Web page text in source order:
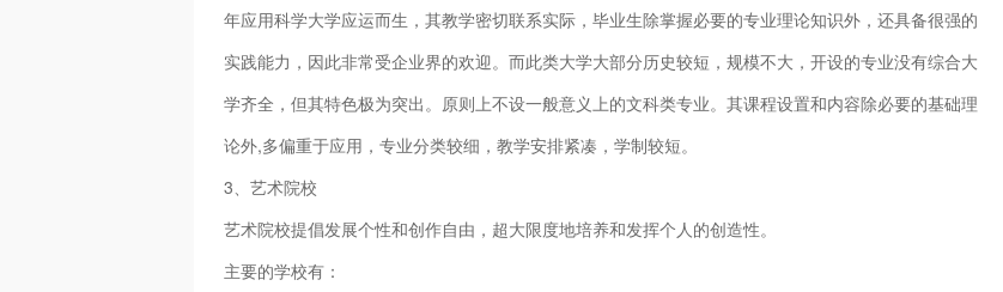
年应用科学大学应运而生，其教学密切联系实际，毕业生除掌握必要的专业理论知识外，还具备很强的
实践能力，因此非常受企业界的欢迎。而此类大学大部分历史较短，规模不大，开设的专业没有综合大
学齐全，但其特色极为突出。原则上不设一般意义上的文科类专业。其课程设置和内容除必要的基础理
论外,多偏重于应用，专业分类较细，教学安排紧凑，学制较短。
3、艺术院校
艺术院校提倡发展个性和创作自由，超大限度地培养和发挥个人的创造性。
主要的学校有：